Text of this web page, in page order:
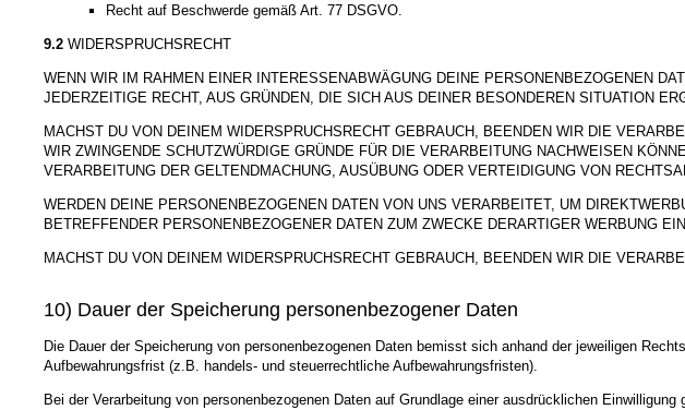
Recht auf Beschwerde gemäß Art. 77 DSGVO.
9.2 WIDERSPRUCHSRECHT
WENN WIR IM RAHMEN EINER INTERESSENABWÄGUNG DEINE PERSONENBEZOGENEN
JEDERZEITIGE RECHT, AUS GRÜNDEN, DIE SICH AUS DEINER BESONDEREN SITUATION
MACHST DU VON DEINEM WIDERSPRUCHSRECHT GEBRAUCH, BEENDEN WIR DIE
WIR ZWINGENDE SCHUTZWÜRDIGE GRÜNDE FÜR DIE VERARBEITUNG NACHWEISEN
VERARBEITUNG DER GELTENDMACHUNG, AUSÜBUNG ODER VERTEIDIGUNG VON
WERDEN DEINE PERSONENBEZOGENEN DATEN VON UNS VERARBEITET, UM
BETREFFENDER PERSONENBEZOGENER DATEN ZUM ZWECKE DERARTIGER WERBUNG
MACHST DU VON DEINEM WIDERSPRUCHSRECHT GEBRAUCH, BEENDEN WIR DIE
10) Dauer der Speicherung personenbezogener Daten
Die Dauer der Speicherung von personenbezogenen Daten bemisst sich anhand der jeweiligen
Aufbewahrungsfrist (z.B. handels- und steuerrechtliche Aufbewahrungsfristen).
Bei der Verarbeitung von personenbezogenen Daten auf Grundlage einer ausdrücklichen